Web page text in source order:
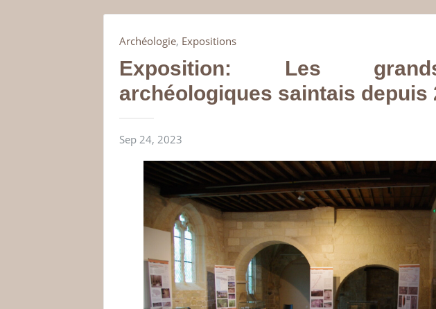
Archéologie, Expositions
Exposition: Les
archéologiques saintais depuis
Sep 24, 2023